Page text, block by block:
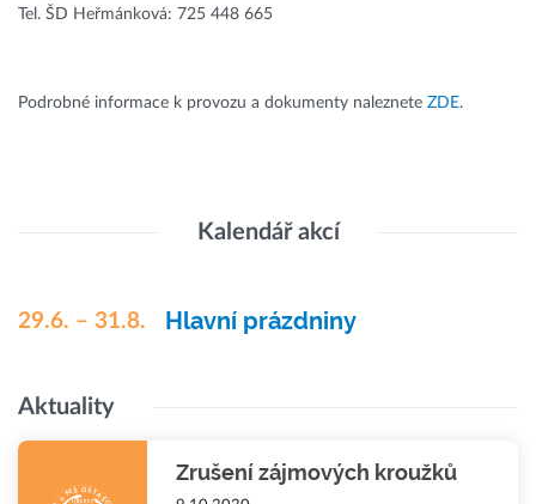
Tel. ŠD Heřmánková: 725 448 665
Podrobné informace k provozu a dokumenty naleznete ZDE.
Kalendář akcí
29.6. – 31.8. Hlavní prázdniny
Aktuality
Zrušení zájmových kroužků